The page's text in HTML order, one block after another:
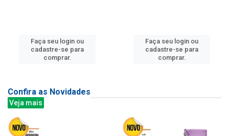
Faça seu login ou
cadastre-se para
comprar.
Faça seu login ou
cadastre-se para
comprar.
Confira as Novidades
Veja mais